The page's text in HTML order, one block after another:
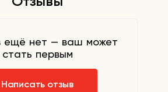
эпидермиса,
обладает
антиоксидантными и
свойствами. А
койевая кислота
ещё нет — ваш может
стать первым
Написать отзыв